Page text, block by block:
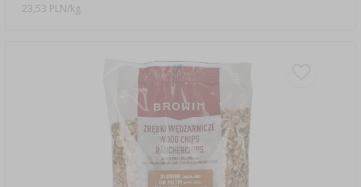
23,53 PLN/kg